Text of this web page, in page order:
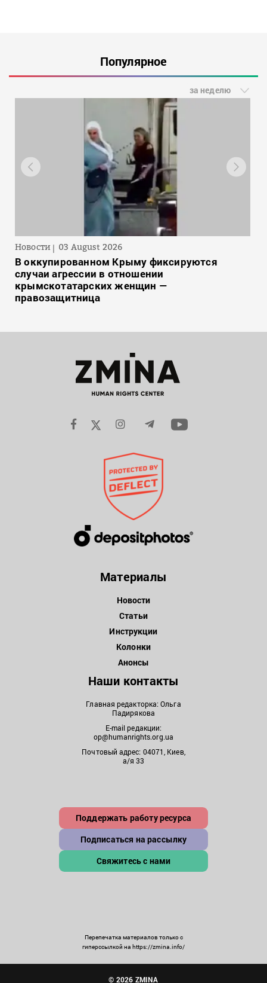
Популярное
за неделю
Новости 03 August 2026
В оккупированном Крыму фиксируются
случаи агрессии в отношении
крымскотатарских женщин —
правозащитница
Материалы
Новости
Статьи
Инструкции
Колонки
Анонсы
Наши контакты
Главная редакторка: Ольга
Падирякова
E-mail редакции:
op@humanrights.org.ua
Почтовый адрес: 04071, Киев,
а/я 33
Поддержать работу ресурса
Подписаться на рассылку
Свяжитесь с нами
Перепечатка материалов только с
гиперссылкой на https://zmina.info/
© 2026 ZMINA